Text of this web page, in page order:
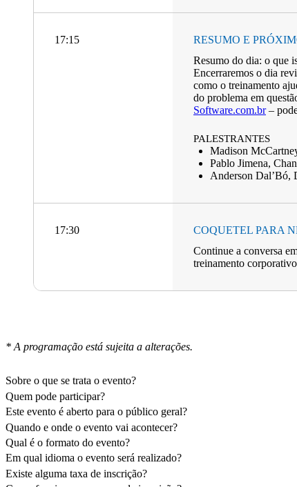
17:15
RESUMO E
Resumo do dia: o que
Encerraremos o dia
como o treinamento
do problema em
Software.com.br–
PALESTRANTES
Madison
Pablo Jimena,
Anderson Dal’Bó,
17:30
COQUETEL PARA
Continue a conversa
treinamento
* A programação está sujeita a alterações.
Sobre o que se trata o evento?
Quem pode participar?
Este evento é aberto para o público geral?
Quando e onde o evento vai acontecer?
Qual é o formato do evento?
Em qual idioma o evento será realizado?
Existe alguma taxa de inscrição?